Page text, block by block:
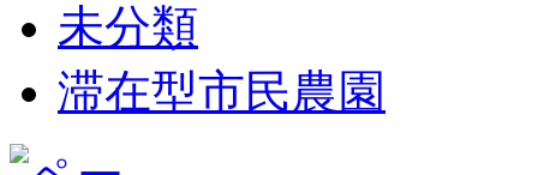
未分類
滞在型市民農園